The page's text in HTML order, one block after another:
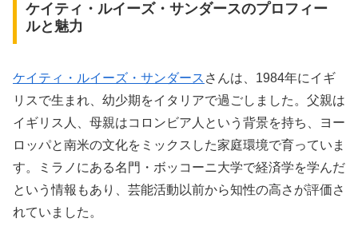
ケイティ・ルイーズ・サンダースのプロフィー
ルと魅力
ケイティ・ルイーズ・サンダース さんは、1984年にイギ
リスで生まれ、幼少期をイタリアで過ごしました。父親は
イギリス人、母親はコロンビア人という背景を持ち、ヨー
ロッパと南米の文化をミックスした家庭環境で育っていま
す。ミラノにある名門・ボッコーニ大学で経済学を学んだ
という情報もあり、芸能活動以前から知性の高さが評価さ
れていました。